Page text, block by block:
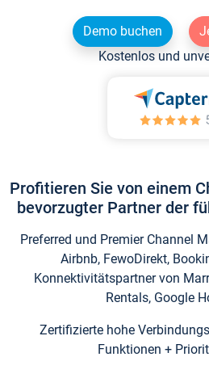
Demo buchen
Kostenlos und
Profitieren Sie von einem
bevorzugter Partner der
Preferred und Premier Channel
Airbnb, FewoDirekt,
Konnektivitätspartner von
Rentals, Google
Zertifizierte hohe
Funktionen +